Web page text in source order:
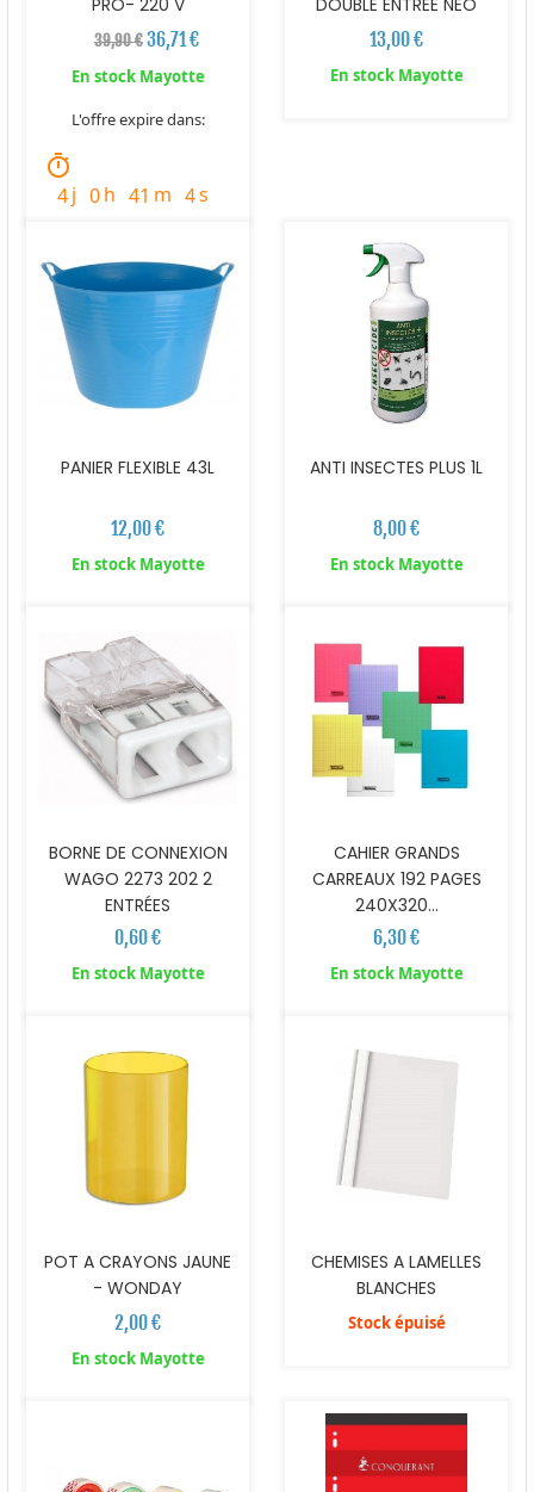
PRO- 220 V
39,90 €36,71 €
En stock Mayotte
L'offre expire dans:
timer
4j 0h 41 m 3s
DOUBLE ENTREE NEO
13,00 €
En stock Mayotte
PANIER FLEXIBLE 43L
12,00 €
En stock Mayotte
ANTI INSECTES PLUS 1L
8,00 €
En stock Mayotte
BORNE DE CONNEXION
WAGO 2273 202 2
ENTRÉES
0,60 €
En stock Mayotte
CAHIER GRANDS
CARREAUX 192 PAGES
240X320...
6,30 €
En stock Mayotte
POT A CRAYONS JAUNE
- WONDAY
2,00 €
En stock Mayotte
CHEMISES A LAMELLES
BLANCHES
Stock épuisé